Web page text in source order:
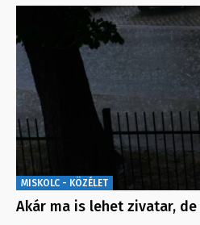
MISKOLC - KÖZÉLET
Akár ma is lehet zivatar,